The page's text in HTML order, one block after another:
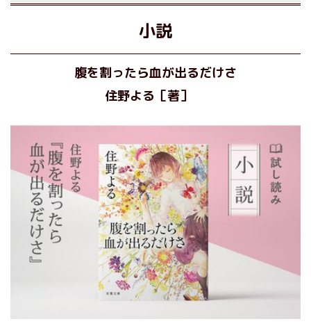
小説
腹を割ったら血が出るだけさ
住野よる［著］